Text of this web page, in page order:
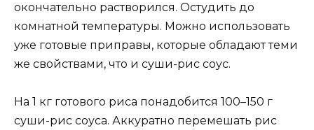
окончательно растворился. Остудить до
комнатной температуры. Можно использовать
уже готовые приправы, которые обладают теми
же свойствами, что и суши-рис соус.
На 1 кг готового риса понадобится 100–150 г
суши-рис соуса. Аккуратно перемешать рис